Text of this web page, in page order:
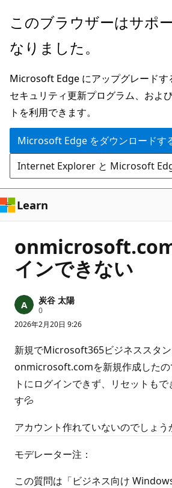
メ
ン
ン
テ
ン
ツ
に
ス
キ
ッ
プ
このブラウザーはサポ
なりました。
Microsoft Edge にアップグレードす
セキュリティ更新プログラム、およ
トを利用できます。
Microsoft Edge をダウンロードす
Internet Explorer と Microsoft
Learn
インできない
炭谷 太陽
0評
価
の
イ
ン
ト
2026年2月20日 9:26
新規でMicrosoft365ビジネススタ
onmicrosoft.comを新規作成したの
トにログインできず、リセットも
す💦
アカウント作れていないのでしょう
モデレーター注：
この質問は「ビジネス向け